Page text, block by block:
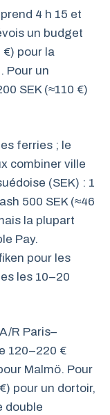
4 h 15 et
un budget
€) pour la
Pour un
SEK (≈110 €)
ferries ; le
combiner ville
(SEK) : 1
500 SEK (≈46
la plupart
Pay.
pour les
les 10–20
R Paris–
120–220 €
Malmö. Pour
pour un dortoir,
double